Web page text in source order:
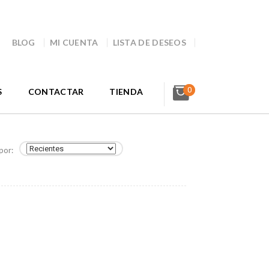
BLOG MI CUENTA LISTA DE DESEOS
CONTACTAR TIENDA 0